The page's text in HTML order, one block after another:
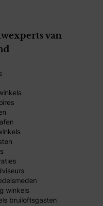
van
winkels
bruiloftsgasten